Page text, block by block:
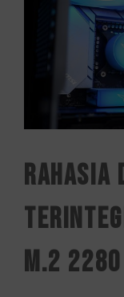
M.2